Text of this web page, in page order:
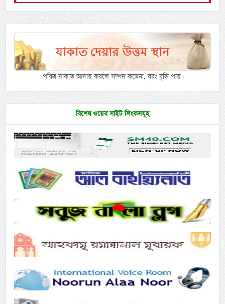
পবিত্র যাকাত আদায় করলে সম্পদ কমেনা, বরং বৃদ্ধি পায়।
বিশেষ ওয়েব সাইট লিংকসমূহ